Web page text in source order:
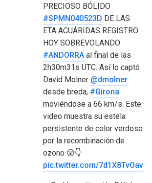
PRECIOSO BÓLIDO
#SPMN040523D DE LAS
ETA ACUÁRIDAS REGISTRO
HOY SOBREVOLANDO
#ANDORRA al final de las
2h30m31s UTC. Así lo captó
David Molner @dmolner
desde breda, #Girona
moviéndose a 66 km/s. Este
video muestra su estela
persistente de color verdoso
por la recombinación de
ozono 😲👇
pic.twitter.com/7d1X8TvOav